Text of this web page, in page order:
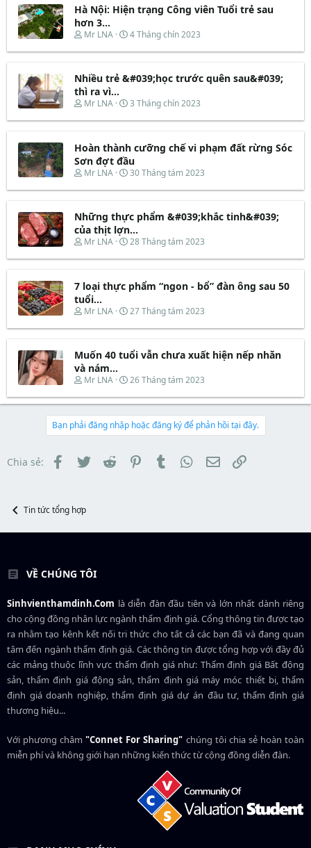
Hà Nội: Hiện trạng Công viên Tuổi trẻ sau
hơn 3...
T
r
a
d
s
a
t
e
r
Mr LNA
N
à
b
t
ầ
4 Tháng chín 2023
Nhiều trẻ &#039;học trước quên sau&#039;
thì ra vì...
T
r
a
d
s
a
t
e
r
Mr LNA
N
à
b
ắ
t
ầ
3 Tháng chín 2023
Hoàn thành cưỡng chế vi phạm đất rừng Sóc
Sơn đợt đầu
T
r
a
d
s
a
t
e
r
Mr LNA
N
à
b
ắ
t
ầ
30 Tháng tám 2023
Những thực phẩm &#039;khắc tinh&#039;
của thịt lợn...
T
r
a
d
s
a
t
e
r
Mr LNA
N
à
b
t
ầ
28 Tháng tám 2023
7 loại thực phẩm “ngon - bổ” đàn ông sau 50
tuổi...
T
r
a
d
s
a
t
e
Mr LNA
N
à
b
t
ầ
27 Tháng tám 2023
Muốn 40 tuổi vẫn chưa xuất hiện nếp nhăn
và nám...
T
r
a
d
t
a
r
Mr LNA
N
à
b
ắ
đ
ầ
26 Tháng tám 2023
Bạn phải đăng nhập hoặc đăng ký để phản hồi tại đây.
Chia sẻ: Facebook
TwitterReddit PinterestTumblr WhatsApp
EmailLink
Tin tức tổng hợp
VỀ CHÚNG TÔI
Sinhvienthamdinh.Com là diễn đàn đầu tiên và lớn nhất dành riêng
cho cộng đồng nhân lực ngànhthẩm định giá. Cổng thông tin được tạo
ra nhằm tạo kênh kết nối tri thức cho tất cả các bạn đã và đang quan
tâm đến ngành thẩm định giá. Các thông tin được tổng hợp với đầy đủ
các mảng thuộc lĩnh vực thẩm định giá như: Thẩm định giá Bất động
sản, thẩm định giá động sản, thẩm định giá máy móc thiết bị, thẩm
định giá doanh nghiệp, thẩm định giá dự án đầu tư, thẩm định giá
thương hiệu...
Với phương châm"Connet For Sharing" chúng tôi chia sẻ hoàn toàn
miễn phí và không giới hạn những kiến thức từ cộng đồng diễn đàn.